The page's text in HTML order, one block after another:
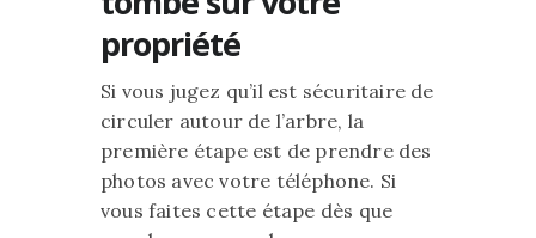
propriété
Si vous jugez qu’il est sécuritaire de
circuler autour de l’arbre, la
première étape est de prendre des
photos avec votre téléphone. Si
vous faites cette étape dès que